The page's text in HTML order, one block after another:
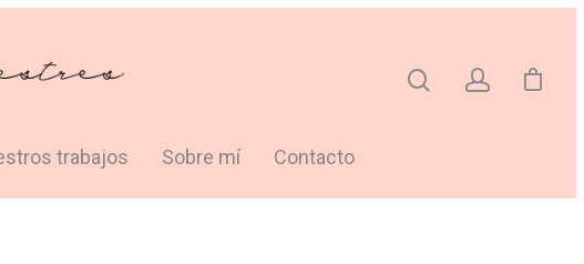
trabajos Sobre mí Contacto